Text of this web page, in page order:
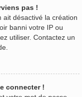
pas !
ait désactivé la création
banni votre IP ou
utiliser. Contactez un
connecter !